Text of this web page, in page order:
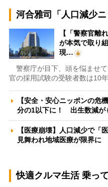
河合雅司「人口減少ニ
【「警察官離
が本気で取り
現…
警察庁が目下、頭を悩ませ
官の採用試験の受験者数は10
【安全・安心ニッポンの危
分の1以下に！ 出生数減
【医療崩壊】人口減少で「
見舞われ地域医療が限界
快適クルマ生活 乗っ